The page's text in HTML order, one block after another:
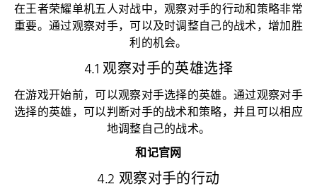
在王者荣耀单机五人对战中，观察对手的行动和策略非常
重要。通过观察对手，可以及时调整自己的战术，增加胜
利的机会。
4.1 观察对手的英雄选择
在游戏开始前，可以观察对手选择的英雄。通过观察对手
选择的英雄，可以判断对手的战术和策略，并且可以相应
地调整自己的战术。
和记官网
4.2 观察对手的行动